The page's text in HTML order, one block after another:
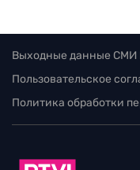
Выходные данные СМИ
Пользовательское
Политика обработки